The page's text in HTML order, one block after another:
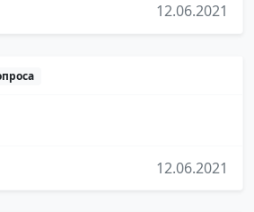
12.06.2021
12.06.2021